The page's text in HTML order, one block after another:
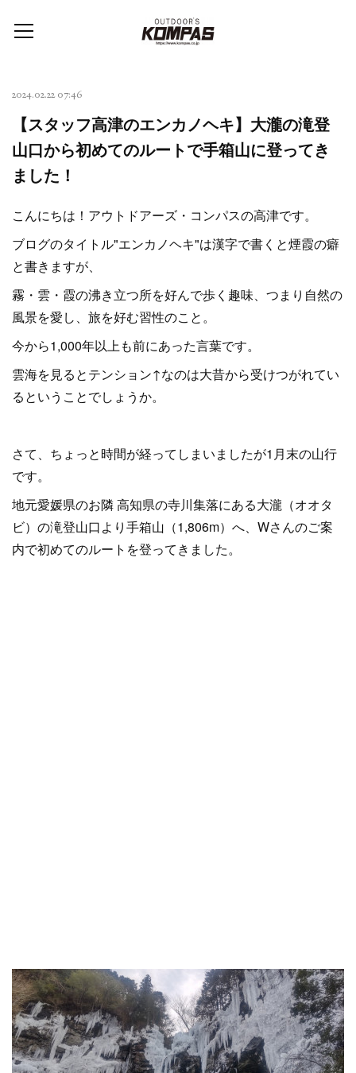
2024.02.22 07:46
【スタッフ高津のエンカノヘキ】大瀧の滝登
山口から初めてのルートで手箱山に登ってき
ました！
こんにちは！アウトドアーズ・コンパスの高津です。
ブログのタイトル"エンカノヘキ"は漢字で書くと煙霞の癖
と書きますが、
霧・雲・霞の沸き立つ所を好んで歩く趣味、つまり自然の
風景を愛し、旅を好む習性のこと。
今から1,000年以上も前にあった言葉です。
雲海を見るとテンション↑なのは大昔から受けつがれてい
るということでしょうか。
さて、ちょっと時間が経ってしまいましたが1月末の山行
です。
地元愛媛県のお隣 高知県の寺川集落にある大瀧（オオタ
ビ）の滝登山口より手箱山（1,806m）へ、Wさんのご案
内で初めてのルートを登ってきました。